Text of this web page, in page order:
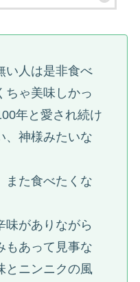
い人は是非食べ
ちゃ美味しかっ
年と愛され続け
、神様みたいな
また食べたくな
味がありながら
もあって見事な
とニンニクの風